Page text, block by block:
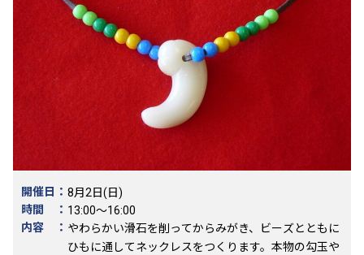
開催日： 8月2日(日)
時間 ： 13:00～16:00
内容 ： やわらかい滑石を削ってからみがき、ビーズとともに
ひもに通してネックレスをつくります。本物の勾玉や